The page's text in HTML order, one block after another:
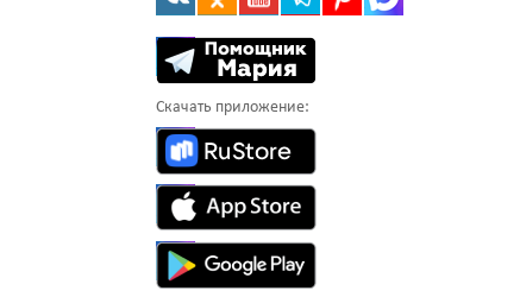
Скачать приложение: